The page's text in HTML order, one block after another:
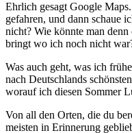
Ehrlich gesagt Google
gefahren, und dann schaue
nicht? Wie könnte man
bringt wo ich noch nicht
Was auch geht, was ich
nach Deutschlands
worauf ich diesen Sommer
Von all den Orten, die du
meisten in Erinnerung